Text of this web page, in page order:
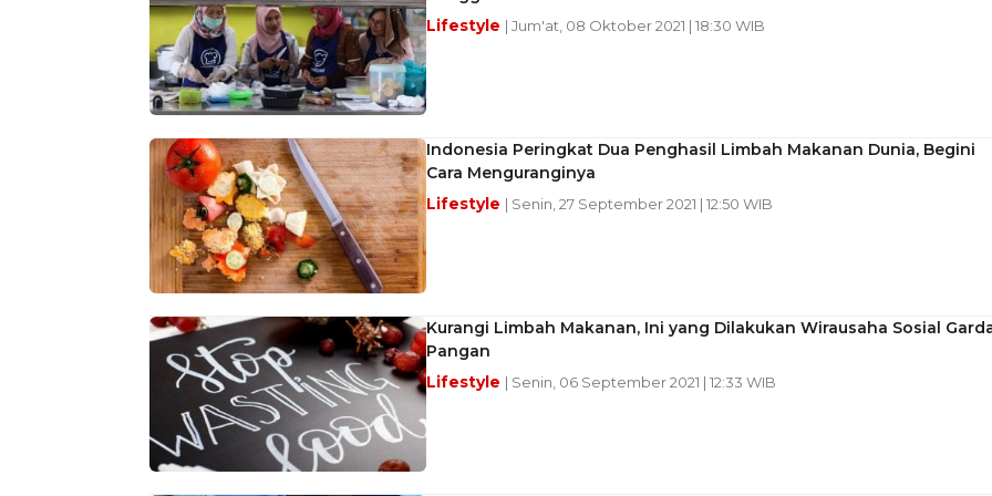
Lifestyle | Jum'at, 08 Oktober 2021 | 18:30 WIB
Indonesia Peringkat Dua Penghasil Limbah Makanan Dunia, Begini
Cara Menguranginya
Lifestyle | Senin, 27 September 2021 | 12:50 WIB
Kurangi Limbah Makanan, Ini yang Dilakukan Wirausaha Sosial
Pangan
Lifestyle | Senin, 06 September 2021 | 12:33 WIB